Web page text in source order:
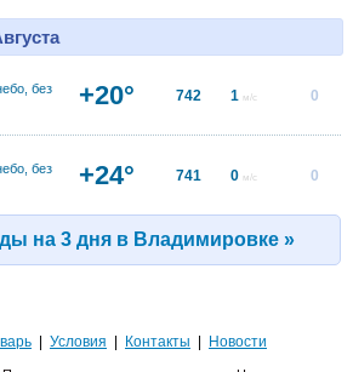
без
+20° 742 1 м/с 0
без
+24° 741 0 м/с 0
на 3 дня в Владимировке »
Условия Контакты Новости